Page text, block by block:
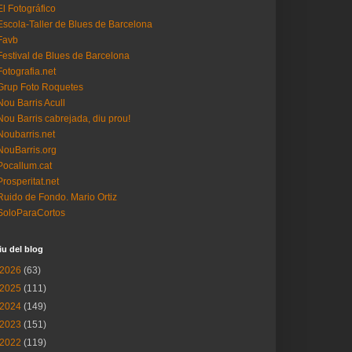
Fotográfico
Taller de Blues de Barcelona
de Blues de Barcelona
Foto Roquetes
Barris Acull
Barris cabrejada, diu prou!
de Fondo. Mario Ortiz
del blog
2026 (63)
2025 (111)
2024 (149)
2023 (151)
2022 (119)